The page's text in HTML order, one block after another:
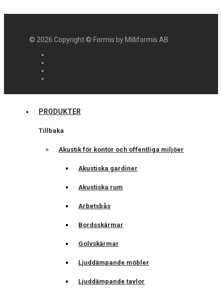
© 2026 Copyright © Formis by Milliformis AB
PRODUKTER
Tillbaka
Akustik för kontor och offentliga miljöer
Akustiska gardiner
Akustiska rum
Arbetsbås
Bordsskärmar
Golvskärmar
Ljuddämpande möbler
Ljuddämpande tavlor